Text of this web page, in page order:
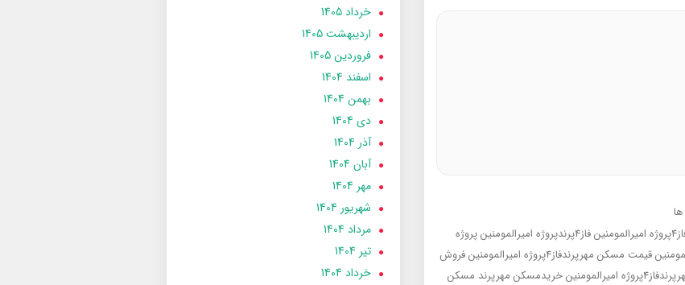
فاز4پرندپروژه امیرالمومنین
پروژه
قیمت مسکن مهرپرندفاز4پروژه امیرالمومنین
فروش
امیرالمومنین خریدمسکن مهرپرند مسکن
خرداد 1405
ارديبهشت 1405
فروردین 1405
اسفند 1404
بهمن 1404
دی 1404
آذر 1404
آبان 1404
مهر 1404
شهریور 1404
مرداد 1404
تير 1404
خرداد 1404